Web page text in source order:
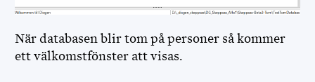
När databasen blir tom på personer så kommer
ett välkomstfönster att visas.